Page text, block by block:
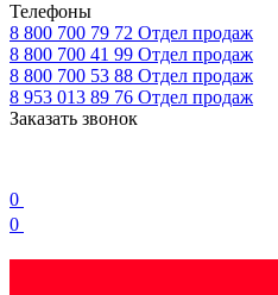
Телефоны
8 800 700 79 72 Отдел продаж
8 800 700 41 99 Отдел продаж
8 800 700 53 88 Отдел продаж
8 953 013 89 76 Отдел продаж
Заказать звонок
0
0